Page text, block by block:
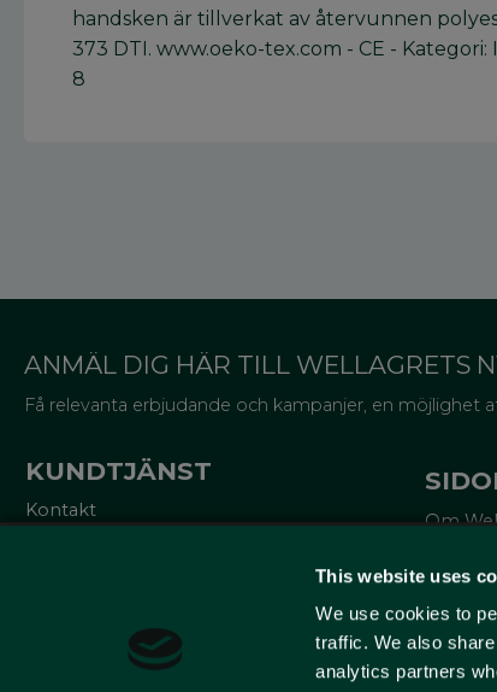
This website uses
We use cookies to
traffic. We also
analytics partners
handsken är tillverkat av återvunnen
373 DTI. www.oeko-tex.com - CE -
8
ANMÄL DIG HÄR TILL WELLAGRETS
Få relevanta erbjudande och kampanjer, en möjlighet
KUNDTJÄNST
Kontakt
Om
Miljö
Om
10%
Lär dig